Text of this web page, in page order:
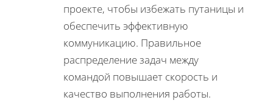
проекте, чтобы избежать путаницы и
обеспечить эффективную
коммуникацию. Правильное
распределение задач между
командой повышает скорость и
качество выполнения работы.